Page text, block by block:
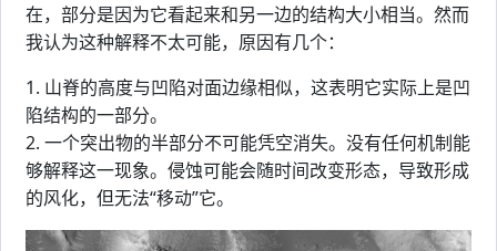
在，部分是因为它看起来和另一边的结构大小相当。然而
我认为这种解释不太可能，原因有几个：
1. 山脊的高度与凹陷对面边缘相似，这表明它实际上是凹
陷结构的一部分。
2. 一个突出物的半部分不可能凭空消失。没有任何机制能
够解释这一现象。侵蚀可能会随时间改变形态，导致形成
的风化，但无法“移动”它。